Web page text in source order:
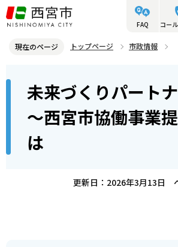
こ
の
ジ
す
FAQ コー
現在のページ トップページ
市政情報
未来づくりパートナー事業（協働事業提案制度）
未来づくりパートナー事業～西宮市協働事業提案～
ら
未来づくりパート
～西宮市協働事業
は
更新日：2026年3月13日